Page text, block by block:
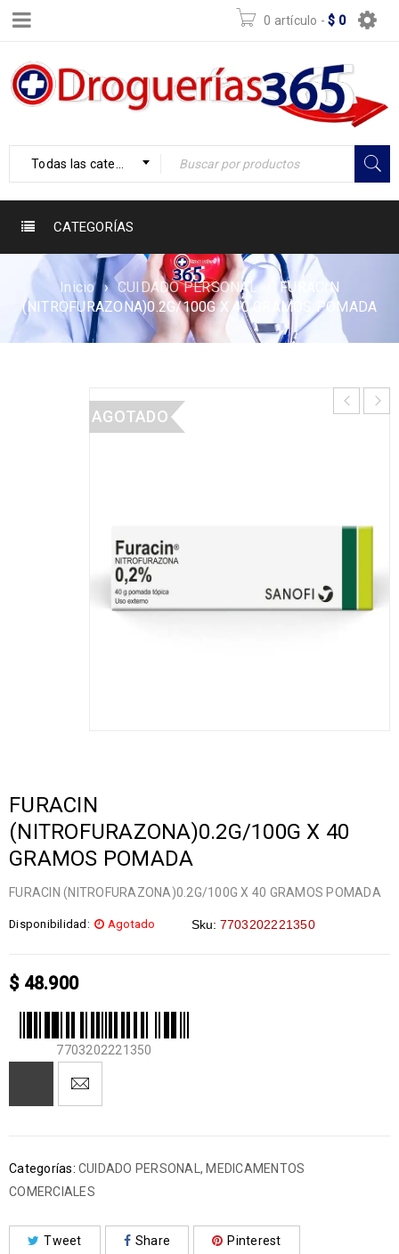
0 artículo - $ 0
Todas las categorías
CATEGORÍAS
Inicio › CUIDADO PERSONAL
FURACIN
(NITROFURAZONA)0.2G/100G X 40 GRAMOS POMADA
AGOTADO
FURACIN
(NITROFURAZONA)0.2G/100G X 40
GRAMOS POMADA
FURACIN (NITROFURAZONA)0.2G/100G X 40 GRAMOS POMADA
Disponibilidad: Agotado Sku: 7703202221350
$48.900
7703202221350
Categorías: CUIDADO PERSONAL , MEDICAMENTOS
COMERCIALES
Tweet Share Pinterest